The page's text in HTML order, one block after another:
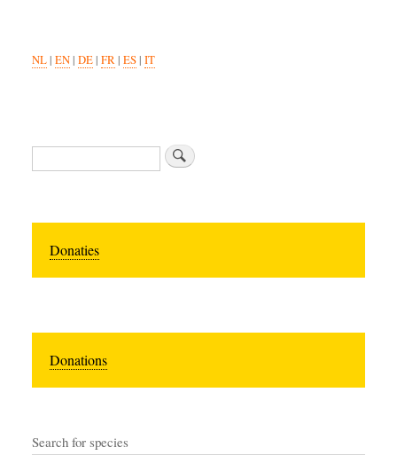
NL| EN| DE| FR| ES| IT
Search
Donaties
Donations
Search for species